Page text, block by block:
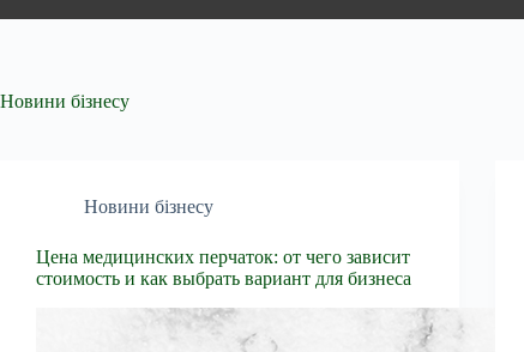
Новини бізнесу
Новини бізнесу
Цена медицинских перчаток: от чего зависит
стоимость и как выбрать вариант для бизнеса